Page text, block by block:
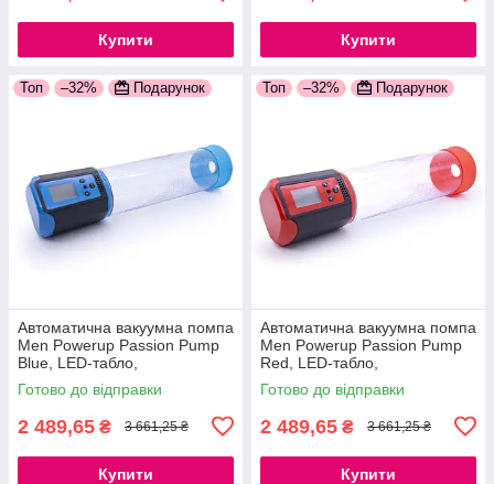
Купити Купити
Топ –32% Подарунок
Автоматична вакуумна помпа
Men Powerup Passion Pump
Blue, LED-табло,
перезаряджувана, 8 режимів
777Store.com.ua
Готово до відправки
2 489,65 ₴ 3 661,25 ₴
Купити
Топ –32% Подарунок
Автоматична вакуумна помпа
Men Powerup Passion Pump
Red, LED-табло,
перезаряджувана, 8 режимів
777Store.com.ua
Готово до відправки
2 489,65 ₴ 3 661,25 ₴
Купити